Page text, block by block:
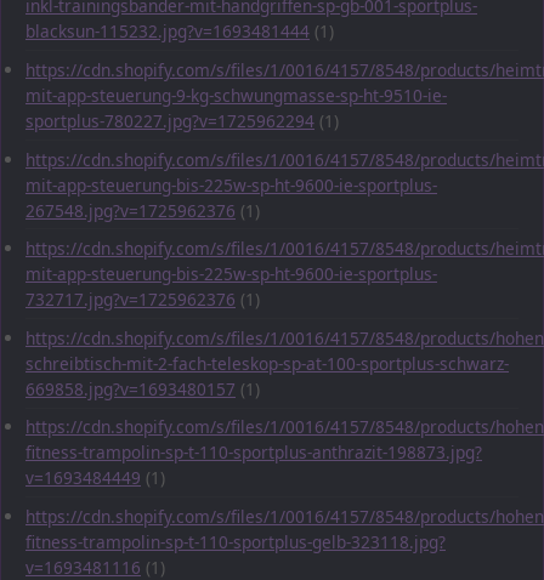
inkl-trainingsbander-mit-handgriffen-sp-gb-001-sportplus-
blacksun-115232.jpg?v=1693481444 (1)
https://cdn.shopify.com/s/files/1/0016/4157/8548/products/
mit-app-steuerung-9-kg-schwungmasse-sp-ht-9510-ie-
sportplus-780227.jpg?v=1725962294 (1)
https://cdn.shopify.com/s/files/1/0016/4157/8548/products/
mit-app-steuerung-bis-225w-sp-ht-9600-ie-sportplus-
267548.jpg?v=1725962376 (1)
https://cdn.shopify.com/s/files/1/0016/4157/8548/products/
mit-app-steuerung-bis-225w-sp-ht-9600-ie-sportplus-
732717.jpg?v=1725962376 (1)
https://cdn.shopify.com/s/files/1/0016/4157/8548/products/
schreibtisch-mit-2-fach-teleskop-sp-at-100-sportplus-schwarz-
669858.jpg?v=1693480157 (1)
https://cdn.shopify.com/s/files/1/0016/4157/8548/products/
fitness-trampolin-sp-t-110-sportplus-anthrazit-198873.jpg?
v=1693484449 (1)
https://cdn.shopify.com/s/files/1/0016/4157/8548/products/
fitness-trampolin-sp-t-110-sportplus-gelb-323118.jpg?
v=1693481116 (1)